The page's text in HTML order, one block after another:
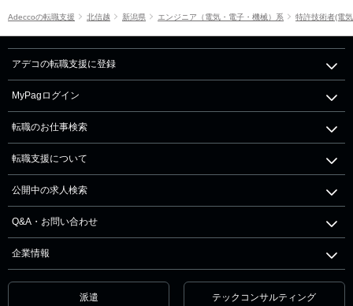
Adeccoの転職支援 北信越 新潟県 エンジニア（電気・電子・機械）系 特許技術者(電
アデコの転職支援に登録
MyPagログイン
転職のお仕事検索
転職支援について
公開中の求人検索
Q&A・お問い合わせ
企業情報
派遣 テックコンサルティング